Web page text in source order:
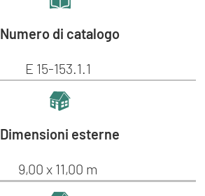
Numero di catalogo
E 15-153.1.1
Dimensioni esterne
9,00 x 11,00 m